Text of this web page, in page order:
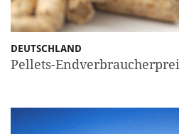
DEUTSCHLAND
Pellets-